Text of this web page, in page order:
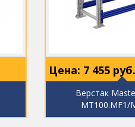
Цена: 7 455 руб.
Верстак
MT100.MF1/